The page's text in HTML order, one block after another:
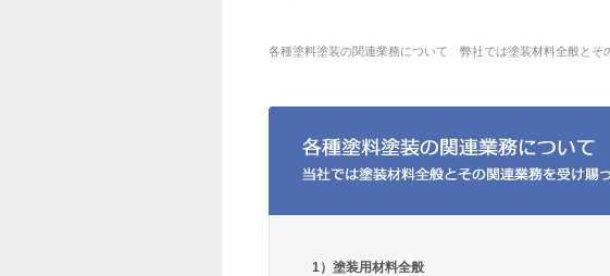
各種塗料塗装の関連業務について 弊社では塗装材料全般とそ
1）塗装用材料全般